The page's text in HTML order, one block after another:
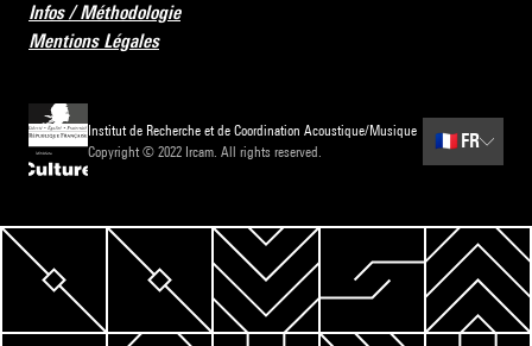
Infos / Méthodologie
Mentions Légales
Institut de Recherche et de Coordination Acoustique/Musique
Copyright © 2022 Ircam. All rights reserved.
🇫🇷 FR